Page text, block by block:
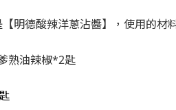
明德酸辣洋蔥沾醬】，使用的材
熟油辣椒*2匙
匙